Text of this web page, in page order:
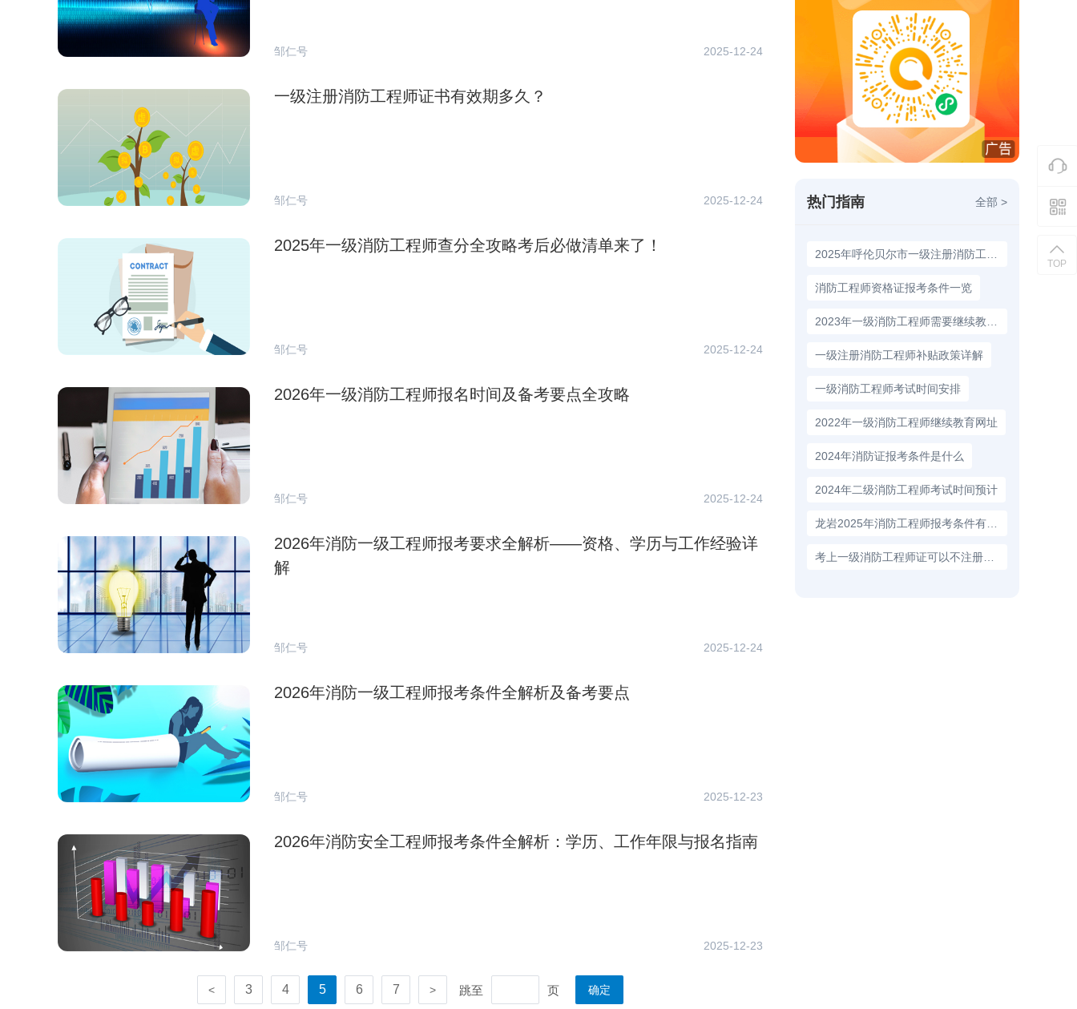
邹仁号 2025-12-24
一级注册消防工程师证书有效期多久？
邹仁号 2025-12-24
2025年一级消防工程师查分全攻略考后必做清单来了！
邹仁号 2025-12-24
2026年一级消防工程师报名时间及备考要点全攻略
邹仁号 2025-12-24
2026年消防一级工程师报考要求全解析——资格、学历与工作经验详
解
邹仁号 2025-12-24
2026年消防一级工程师报考条件全解析及备考要点
邹仁号 2025-12-23
2026年消防安全工程师报考条件全解析：学历、工作年限与报名指南
邹仁号 2025-12-23
< 3 4 5 6 7 > 跳至 页 确定
热门指南 全部 >
消防工程师资格证报考条件一览
一级注册消防工程师补贴政策详解
一级消防工程师考试时间安排
2022年一级消防工程师继续教育网址
2024年消防证报考条件是什么
2024年二级消防工程师考试时间预计
TOP